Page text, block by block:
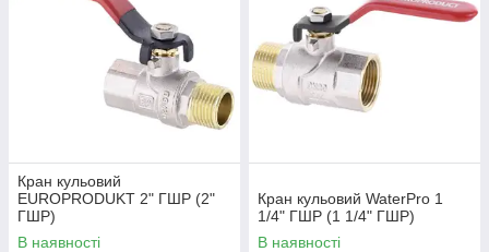
Кран кульовий
EUROPRODUKT 2" ГШР (2"
ГШР)
В наявності
Кран кульовий WaterPro 1
1/4" ГШР (1 1/4" ГШР)
В наявності